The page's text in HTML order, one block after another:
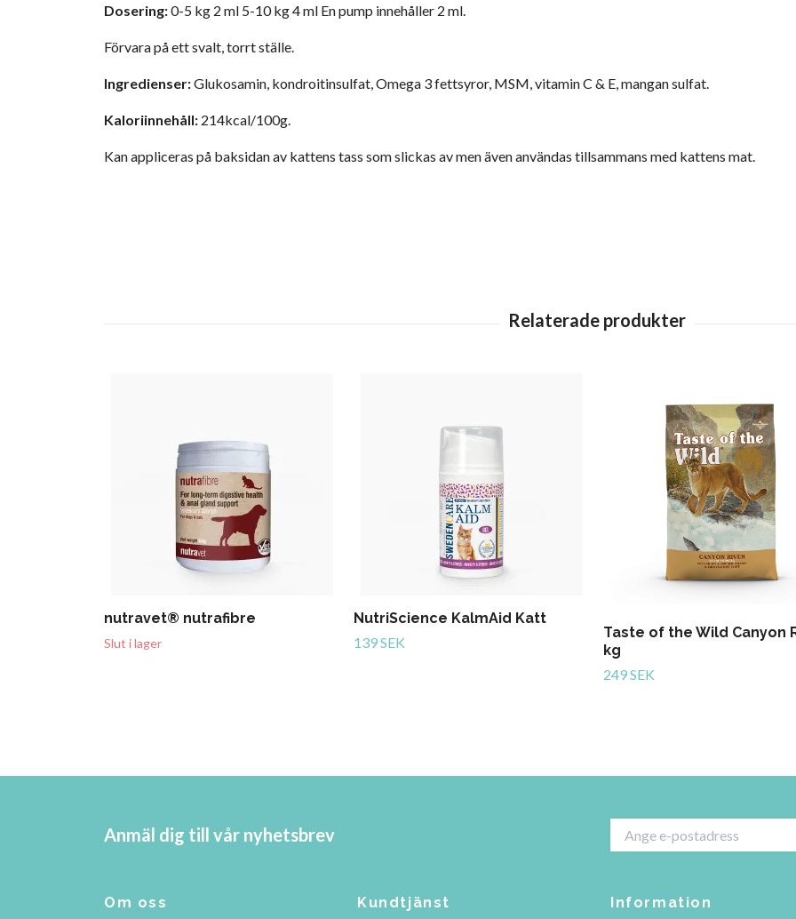
Dosering:0-5 kg 2 ml 5-10 kg 4 ml En pump innehåller 2 ml.
Förvara på ett svalt, torrt ställe.
Ingredienser:Glukosamin, kondroitinsulfat, Omega 3 fettsyror, MSM, vitamin C & E, mangan sulfat.
Kaloriinnehåll: 214kcal/100g.
Kan appliceras på baksidan av kattens tass som slickas av men även användas tillsammans med kattens mat.
nutravet® nutrafibre
Slut i lager
NutriScience KalmAid Katt
139 SEK
Taste of the Wild Canyon
kg
249 SEK
Anmäl dig till vår nyhetsbrev
Om oss Kundtjänst Information